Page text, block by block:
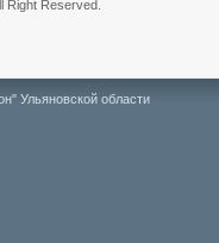
Right Reserved.
Ульяновской области